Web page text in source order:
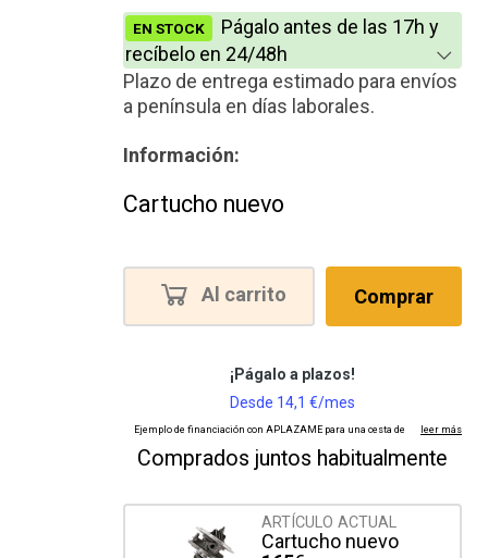
EN STOCK
Págalo antes de las 17h y
recíbelo en 24/48h
Plazo de entrega estimado para envíos
a península en días laborales.
Información:
Cartucho nuevo
Al carrito Comprar
Comprados juntos habitualmente
ARTÍCULO ACTUAL
Cartucho nuevo